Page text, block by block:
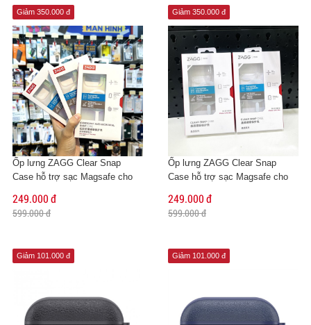
Giảm 350.000 đ
Ốp lưng ZAGG Clear Snap
Case hỗ trợ sạc Magsafe cho
249.000 đ
599.000 đ
Giảm 350.000 đ
Ốp lưng ZAGG Clear Snap
Case hỗ trợ sạc Magsafe cho
249.000 đ
599.000 đ
Giảm 101.000 đ Giảm 101.000 đ